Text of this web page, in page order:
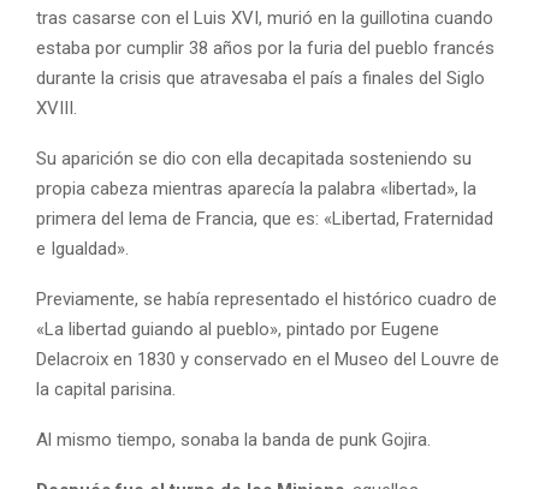
tras casarse con el Luis XVI, murió en la guillotina cuando
estaba por cumplir 38 años por la furia del pueblo francés
durante la crisis que atravesaba el país a finales del Siglo
XVIII.
Su aparición se dio con ella decapitada sosteniendo su
propia cabeza mientras aparecía la palabra «libertad», la
primera del lema de Francia, que es: «Libertad, Fraternidad
e Igualdad».
Previamente, se había representado el histórico cuadro de
«La libertad guiando al pueblo», pintado por Eugene
Delacroix en 1830 y conservado en el Museo del Louvre de
la capital parisina.
Al mismo tiempo, sonaba la banda de punk Gojira.